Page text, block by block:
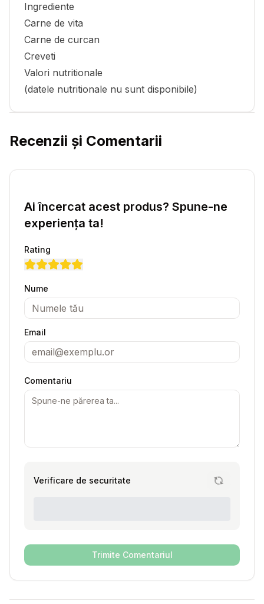
Ingrediente
Carne de vita
Carne de curcan
Creveti
Valori nutritionale
(datele nutritionale nu sunt disponibile)
Recenzii și Comentarii
Ai încercat acest produs? Spune-ne
experiența ta!
Rating
Nume
Email
Comentariu
Verificare de securitate
Trimite Comentariul